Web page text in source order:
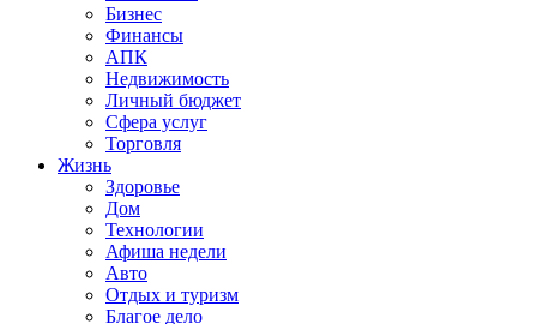
Бизнес
Финансы
АПК
Недвижимость
Личный бюджет
Сфера услуг
Торговля
Жизнь
Здоровье
Дом
Технологии
Афиша недели
Авто
Отдых и туризм
Благое дело